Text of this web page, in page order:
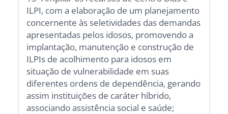
ILPI, com a elaboração de um planejamento
concernente às seletividades das demandas
apresentadas pelos idosos, promovendo a
implantação, manutenção e construção de
ILPIs de acolhimento para idosos em
situação de vulnerabilidade em suas
diferentes ordens de dependência, gerando
assim instituições de caráter híbrido,
associando assistência social e saúde;